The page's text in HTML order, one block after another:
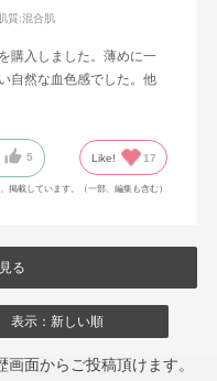
肌質:混合肌
購入しました。薄めに一
自然な血色感でした。他
5 Like! 17
掲載しています。（一部、編集も含む）
る
表示：新しい順
面からご投稿頂けます。